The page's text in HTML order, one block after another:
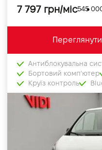
7 797 грн/міс545
Антиблокувальна
Бортовий комп'ютер
Круїз контроль